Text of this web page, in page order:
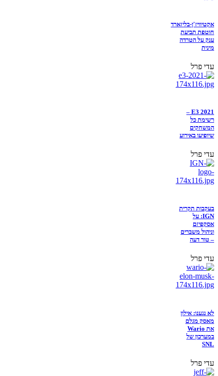
אקטיוויז'ן-בליזארד
חוטפת תביעת
ענק על הטרדה
מינית
עדי פרל
E3 2021 –
רשימת כל
המשחקים
שיופיעו באירוע
עדי פרל
בעקבות תקרית
IGN: על
אסקפיזם
וניהול משברים
– טור דעה
עדי פרל
לא נגענו: אילון
מאסק מגלם
את Wario
במערכון של
SNL
עדי פרל